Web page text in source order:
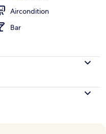
Aircondition
Bar